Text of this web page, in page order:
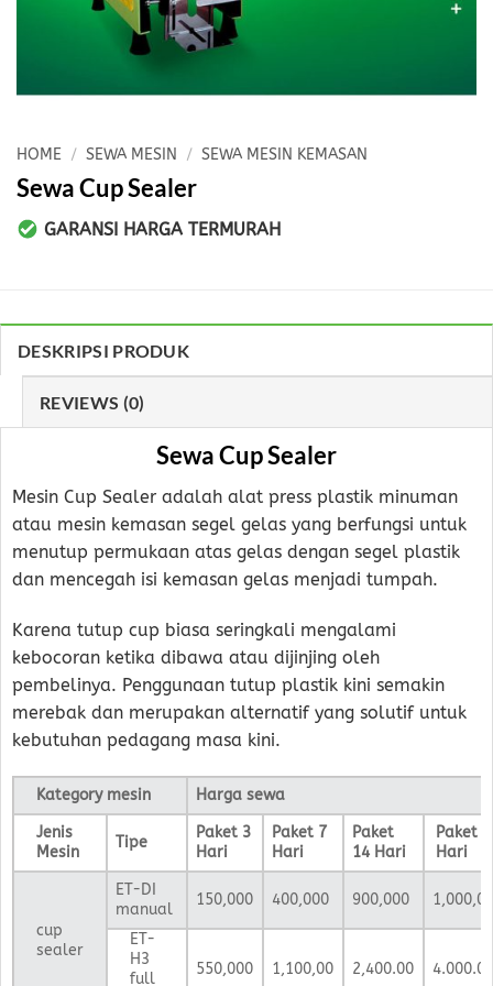
HOME / SEWA MESIN / SEWA MESIN KEMASAN
Sewa Cup Sealer
GARANSI HARGA TERMURAH
DESKRIPSI PRODUK
REVIEWS (0)
Sewa Cup Sealer
Mesin Cup Sealer adalah alat press plastik minuman
atau mesin kemasan segel gelas yang berfungsi untuk
menutup permukaan atas gelas dengan segel plastik
dan mencegah isi kemasan gelas menjadi tumpah.
Karena tutup cup biasa seringkali mengalami
kebocoran ketika dibawa atau dijinjing oleh
pembelinya. Penggunaan tutup plastik kini semakin
merebak dan merupakan alternatif yang solutif untuk
kebutuhan pedagang masa kini.
Kategory mesin
Harga sewa
Jenis
Mesin
Tipe
Paket 3
Hari
Paket 7
Hari
Paket
14 Hari
Paket
Hari
cup
sealer
ET-DI
manual
150,000 400,000 900,000
ET-
H3
full
550,000 1,100,00 2,400.00